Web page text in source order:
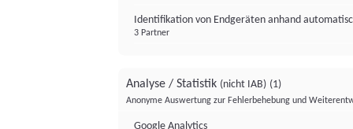
Identifikation von Endgeräten anhand
3 Partner
Analyse / Statistik (nicht IAB) (1)
Anonyme Auswertung zur Fehlerbehebung und
Google Analytics